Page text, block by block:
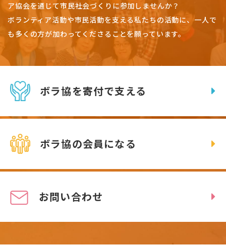
ア協会を通じて市民社会づくりに参加しませんか？
ボランティア活動や市民活動を支える私たちの活動に、一人で
も多くの方が加わってくださることを願っています。
ボラ協を寄付で支える
ボラ協の会員になる
お問い合わせ